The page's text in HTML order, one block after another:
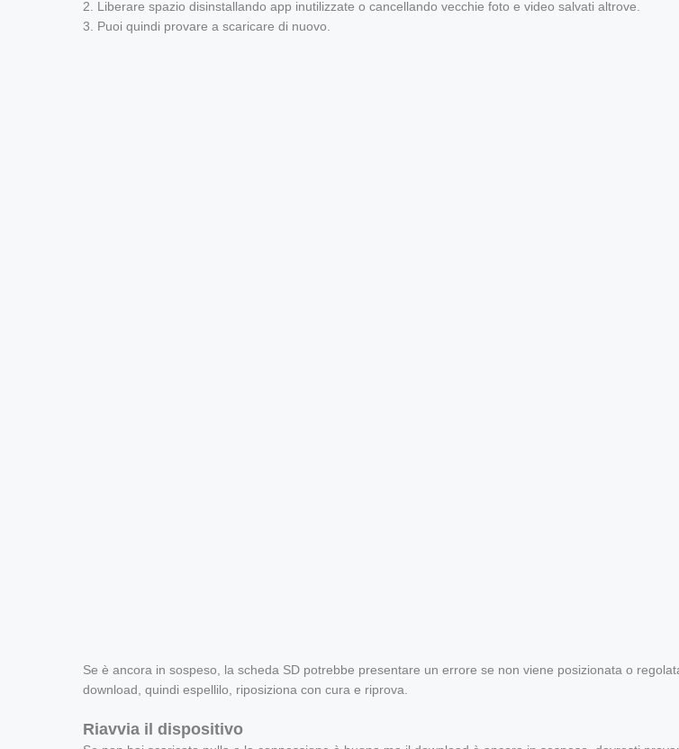
2. Liberare spazio disinstallando app inutilizzate o cancellando vecchie foto e video salvati altrove.
3. Puoi quindi provare a scaricare di nuovo.
Se è ancora in sospeso, la scheda SD potrebbe presentare un errore se non viene posizionata o
download, quindi espellilo, riposiziona con cura e riprova.
Riavvia il dispositivo